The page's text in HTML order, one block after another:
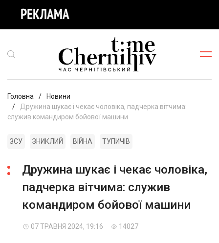
Головна
Новини
Дружина шукає і чекає чоловіка, падчерка вітчима:
служив командиром бойової машини
ЗСУ ЗНИКЛИЙ ВІЙНА ТУПИЧІВ
Дружина шукає і чекає чоловіка,
падчерка вітчима: служив
командиром бойової машини
07 ТРАВНЯ 2024, 19:16 14027